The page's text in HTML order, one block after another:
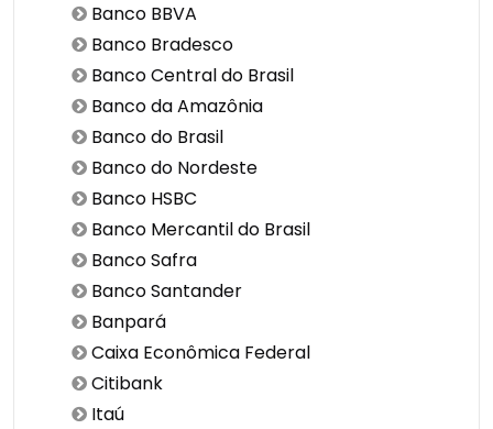
Banco BBVA
Banco Bradesco
Banco Central do Brasil
Banco da Amazônia
Banco do Brasil
Banco do Nordeste
Banco HSBC
Banco Mercantil do Brasil
Banco Safra
Banco Santander
Banpará
Caixa Econômica Federal
Citibank
Itaú